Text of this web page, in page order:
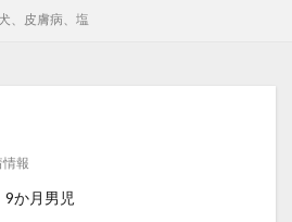
犬、皮膚病、塩
情報
9か月男児